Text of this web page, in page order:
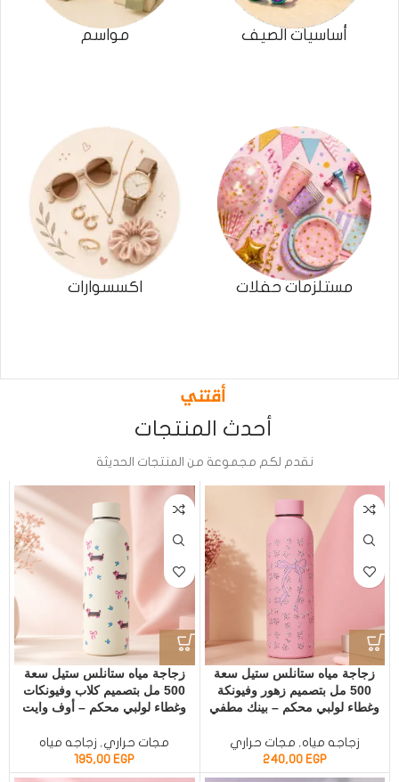
أساسيات الصيف مواسم
مستلزمات حفلات اكسسوارات
أقتني
أحدث المنتجات
نقدم لكم مجموعة من المنتجات الحديثة
زجاجة مياه ستانلس ستيل سعة
500 مل بتصميم زهور وفيونكة
وغطاء لولبي محكم – بينك مطفي
زجاجه مياه, مجات حراري
240,00 EGP
زجاجة مياه ستانلس ستيل سعة
500 مل بتصميم كلاب وفيونكات
وغطاء لولبي محكم – أوف وايت
مجات حراري, زجاجه مياه
195,00EGP